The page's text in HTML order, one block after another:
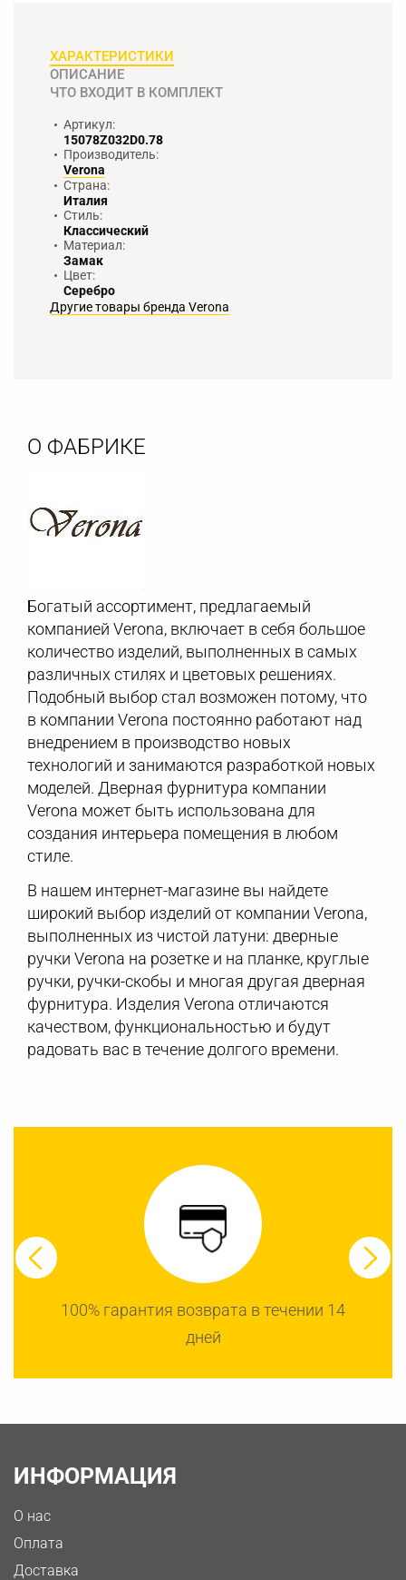
ХАРАКТЕРИСТИКИ
ОПИСАНИЕ
ЧТО ВХОДИТ В КОМПЛЕКТ
Артикул:
15078Z032D0.78
Производитель:
Verona
Страна:
Италия
Стиль:
Классический
Материал:
Замак
Цвет:
Серебро
Другие товары бренда Verona
О ФАБРИКЕ
Богатый ассортимент, предлагаемый
компанией Verona, включает в себя большое
количество изделий, выполненных в самых
различных стилях и цветовых решениях.
Подобный выбор стал возможен потому, что
в компании Verona постоянно работают над
внедрением в производство новых
технологий и занимаются разработкой новых
моделей. Дверная фурнитура компании
Verona может быть использована для
создания интерьера помещения в любом
стиле.
В нашем интернет-магазине вы найдете
широкий выбор изделий от компании Verona,
выполненных из чистой латуни: дверные
ручки Verona на розетке и на планке, круглые
ручки, ручки-скобы и многая другая дверная
фурнитура. Изделия Verona отличаются
качеством, функциональностью и будут
радовать вас в течение долгого времени.
100% гарантия возврата в течении 14
дней
ИНФОРМАЦИЯ
О нас
Оплата
Доставка